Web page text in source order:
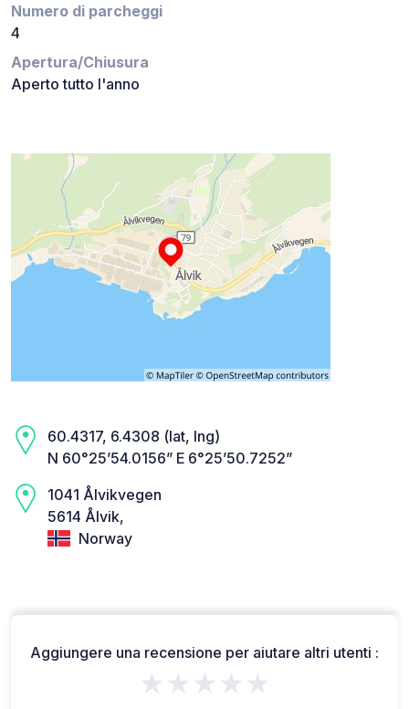
Numero di parcheggi
4
Apertura/Chiusura
Aperto tutto l'anno
60.4317, 6.4308 (lat, lng)
N 60°25’54.0156” E 6°25’50.7252”
1041 Ålvikvegen
5614 Ålvik,
Norway
Aggiungere una recensione per aiutare altri utenti :
★★★★★